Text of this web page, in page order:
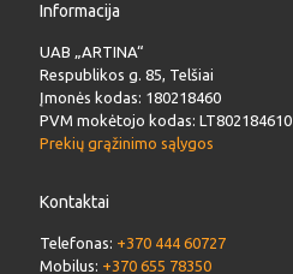
Informacija
UAB „ARTINA“
Respublikos g. 85, Telšiai
Įmonės kodas: 180218460
PVM mokėtojo kodas: LT802184610
Prekių grąžinimo sąlygos
Kontaktai
Telefonas: +370 444 60727
Mobilus: +370 655 78350